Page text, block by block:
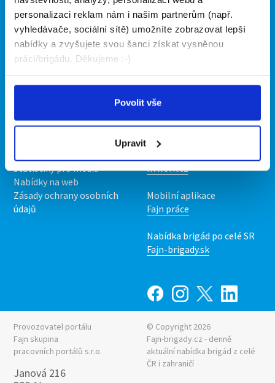
personalizaci reklam nám i našim partnerům (např.
vyhledávače, sociální sítě) umožníte zobrazovat lepší
nabídky a zvyšujete svou šanci získat vysněnou
práci/brigádu. Děkujeme :-)
Povolit vše
Upravit
Články
Hledané brigády
Vložit inzerát
Ceník
Propagace
O portálu
O nás
Statistiky pro média
Nabídky na web
Zásady ochrany osobních
údajů
Naše další projekty
Fajn brigády
INwork.cz
Mobilní aplikace
Fajn práce
Nabídka brigád po celé SR
Fajn-brigady.sk
Provozovatel portálu
Fajn skupina
pracovních portálů s.r.o.
Janová 216
© Copyright 2026
Fajn-brigady.cz - denně
aktuální nabídka brigád z celé
ČR i zahraničí